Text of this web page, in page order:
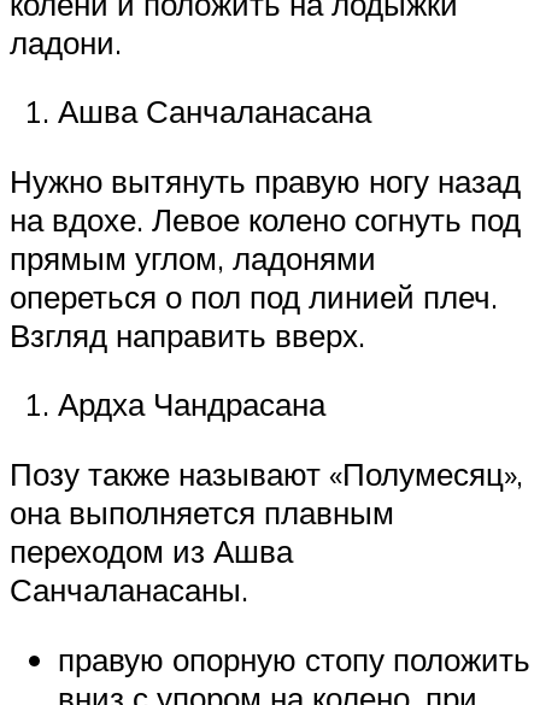
ладони.
Ашва Санчаланасана
Нужно вытянуть правую ногу назад
на вдохе. Левое колено согнуть под
прямым углом, ладонями
опереться о пол под линией плеч.
Взгляд направить вверх.
Ардха Чандрасана
Позу также называют «Полумесяц»,
она выполняется плавным
переходом из Ашва
Санчаланасаны.
правую опорную стопу положить
вниз с упором на колено, при